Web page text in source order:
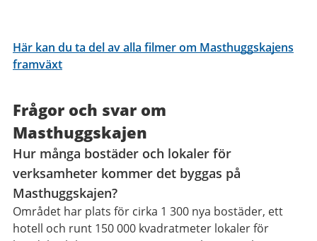
Här kan du ta del av alla filmer om Masthuggskajens
framväxt
Frågor och svar om
Masthuggskajen
Hur många bostäder och lokaler för
verksamheter kommer det byggas på
Masthuggskajen?
Området har plats för cirka 1 300 nya bostäder, ett
hotell och runt 150 000 kvadratmeter lokaler för